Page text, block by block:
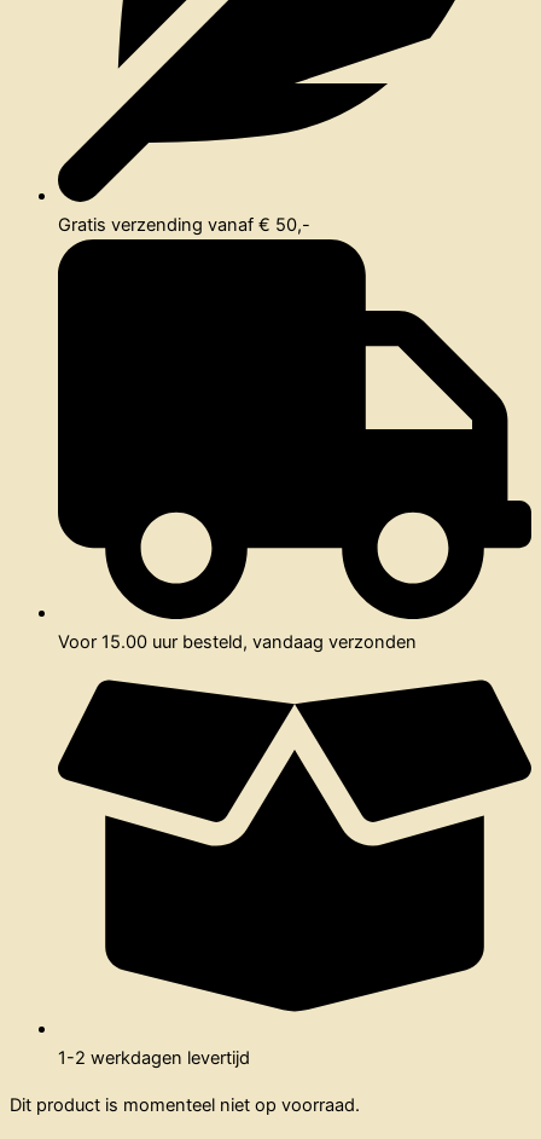
Gratis verzending vanaf € 50,-
Voor 15.00 uur besteld, vandaag verzonden
1-2 werkdagen levertijd
Dit product is momenteel niet op voorraad.